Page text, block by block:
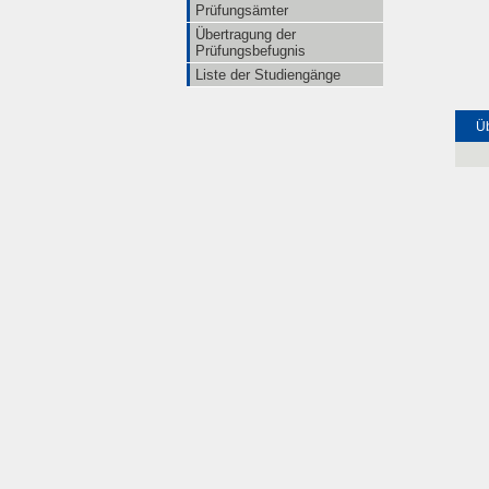
Prüfungsämter
Übertragung der
Prüfungsbefugnis
Liste der Studiengänge